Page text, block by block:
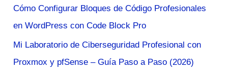
r
:
Cómo Configurar Bloques de Código Profesionales
en WordPress con Code Block Pro
Mi Laboratorio de Ciberseguridad Profesional con
Proxmox y pfSense – Guía Paso a Paso (2026)